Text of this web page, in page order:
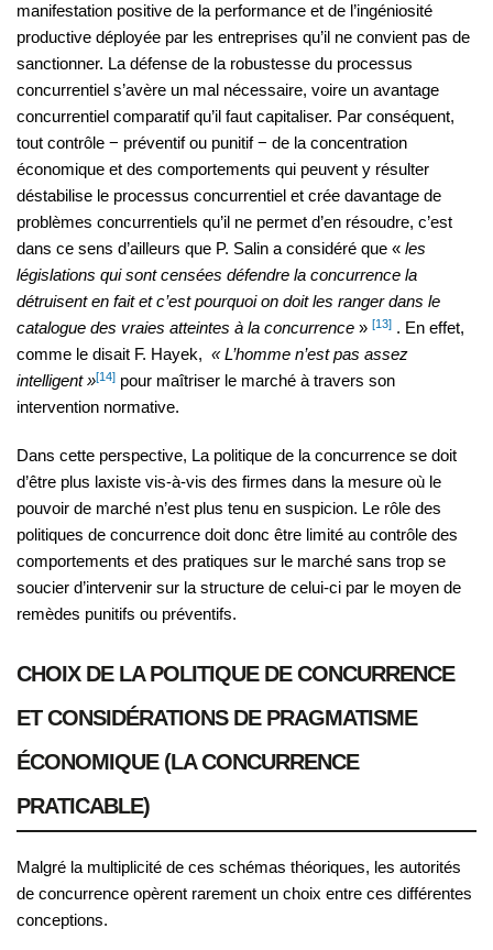
manifestation positive de la performance et de l’ingéniosité
productive déployée par les entreprises qu’il ne convient pas de
sanctionner. La défense de la robustesse du processus
concurrentiel s’avère un mal nécessaire, voire un avantage
concurrentiel comparatif qu’il faut capitaliser. Par conséquent,
tout contrôle − préventif ou punitif − de la concentration
économique et des comportements qui peuvent y résulter
déstabilise le processus concurrentiel et crée davantage de
problèmes concurrentiels qu’il ne permet d’en résoudre, c’est
dans ce sens d’ailleurs que P. Salin a considéré que « les
législations qui sont censées défendre la concurrence la
détruisent en fait et c’est pourquoi on doit les ranger dans le
catalogue des vraies atteintes à la concurrence » [13] . En effet,
comme le disait F. Hayek, « L’homme n’est pas assez
intelligent »[14] pour maîtriser le marché à travers son
intervention normative.
Dans cette perspective, La politique de la concurrence se doit
d’être plus laxiste vis-à-vis des firmes dans la mesure où le
pouvoir de marché n’est plus tenu en suspicion. Le rôle des
politiques de concurrence doit donc être limité au contrôle des
comportements et des pratiques sur le marché sans trop se
soucier d’intervenir sur la structure de celui-ci par le moyen de
remèdes punitifs ou préventifs.
CHOIX DE LA POLITIQUE DE CONCURRENCE
ET CONSIDÉRATIONS DE PRAGMATISME
ÉCONOMIQUE (LA CONCURRENCE
PRATICABLE)
Malgré la multiplicité de ces schémas théoriques, les autorités
de concurrence opèrent rarement un choix entre ces différentes
conceptions.